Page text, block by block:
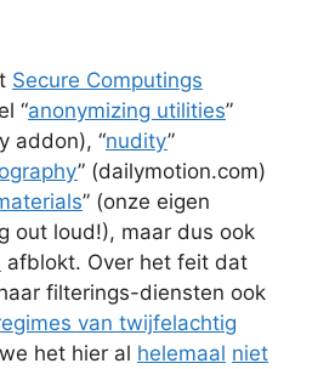
Secure Computings
“anonymizing utilities”
addon), “nudity”
” (dailymotion.com)
” (onze eigen
out loud!), maar dus ook
afblokt. Over het feit dat
filterings-diensten ook
van twijfelachtig
het hier al helemaal niet